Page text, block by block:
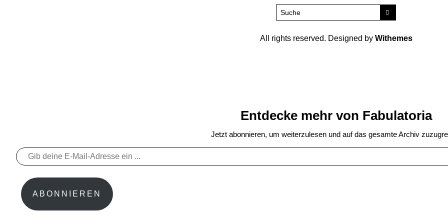
All rights reserved. Designed by Withemes
Entdecke mehr von Fabulatoria
Jetzt abonnieren, um weiterzulesen und auf das gesamte Archiv
Gib
deine
Mail-
Adresse
ein ...
ABONNIEREN